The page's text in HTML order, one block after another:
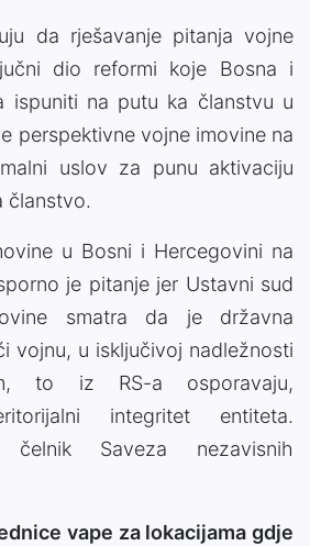
da rješavanje pitanja vojne
dio reformi koje Bosna i
ispuniti na putu ka članstvu u
perspektivne vojne imovine na
uslov za punu aktivaciju
članstvo.
u Bosni i Hercegovini na
je pitanje jer Ustavni sud
smatra da je državna
vojnu, u isključivoj nadležnosti
to iz RS-a osporavaju,
integritet entiteta.
Saveza nezavisnih
vape za lokacijama gdje